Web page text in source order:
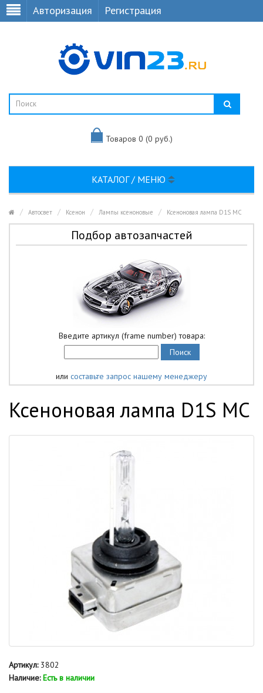
Авторизация Регистрация
Товаров 0 (0 руб.)
КАТАЛОГ / МЕНЮ
Автосвет Ксенон Лампы ксеноновые Ксеноновая лампа D1S MC
Подбор автозапчастей
Введите артикул (frame number) товара:
или составьте запрос нашему менеджеру
Ксеноновая лампа D1S MC
Артикул:3802
Наличие: Есть в наличии